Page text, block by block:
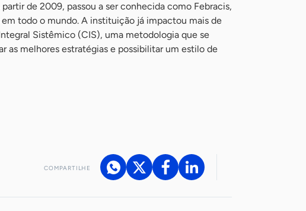
de 2009, passou a ser conhecida como Febracis,
todo o mundo. A instituição já impactou mais de
Sistêmico (CIS), uma metodologia que se
as melhores estratégias e possibilitar um estilo de
COMPARTILHE